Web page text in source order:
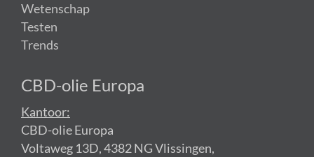
Wetenschap
Testen
Trends
CBD-olie Europa
Kantoor:
CBD-olie Europa
Voltaweg 13D, 4382 NG Vlissingen,